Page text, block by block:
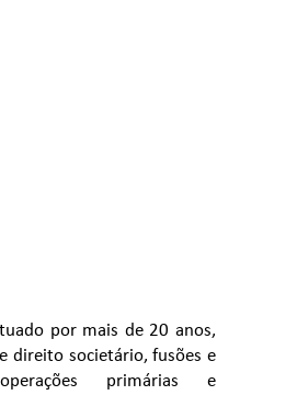
por mais de 20 anos,
direito societário, fusões e
primárias e